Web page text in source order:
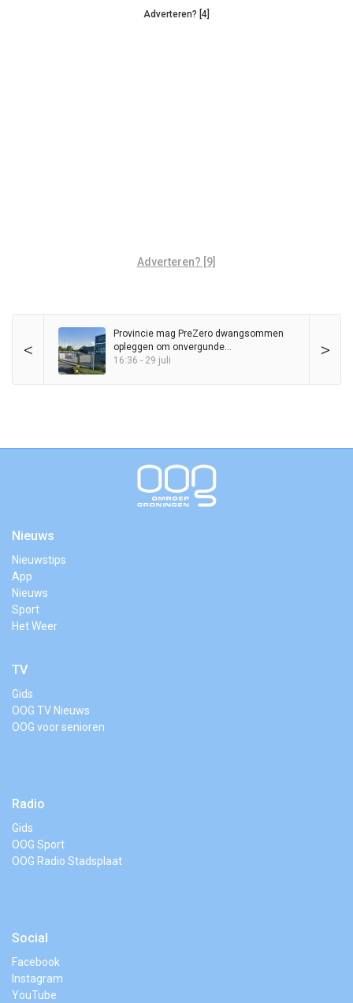
Adverteren? [4]
Adverteren? [9]
< >
Provincie mag PreZero dwangsommen
opleggen om onvergunde
sorteerinstallatie
16:36 - 29 juli
Nieuws
Nieuwstips
App
Nieuws
Sport
Het Weer
TV
Gids
OOG TV Nieuws
OOG voor senioren
Radio
Gids
OOG Sport
OOG Radio Stadsplaat
Social
Facebook
Instagram
YouTube